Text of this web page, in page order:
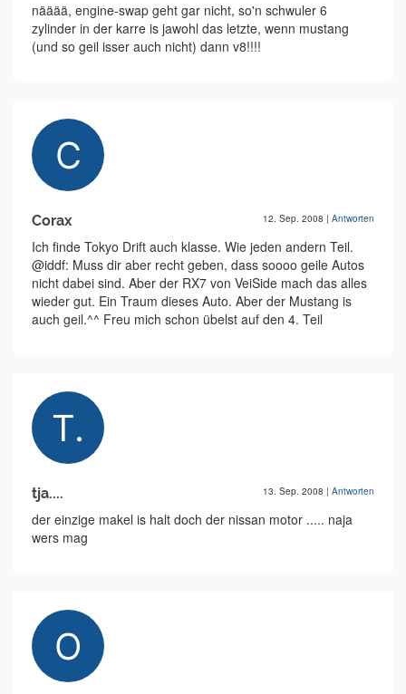
nääää, engine-swap geht gar nicht, so'n schwuler 6
zylinder in der karre is jawohl das letzte, wenn mustang
(und so geil isser auch nicht) dann v8!!!!
Corax 12. Sep. 2008 | Antworten
Ich finde Tokyo Drift auch klasse. Wie jeden andern Teil.
@iddf: Muss dir aber recht geben, dass soooo geile Autos
nicht dabei sind. Aber der RX7 von VeiSide mach das alles
wieder gut. Ein Traum dieses Auto. Aber der Mustang is
auch geil.^^ Freu mich schon übelst auf den 4. Teil
tja.... 13. Sep. 2008 | Antworten
der einzige makel is halt doch der nissan motor ..... naja
wers mag